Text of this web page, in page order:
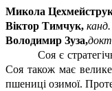
Микола
Віктор Тимчук,
Володимир Зуза,
Соя є
Соя також має
пшениці озимої.